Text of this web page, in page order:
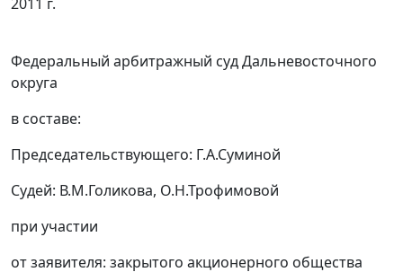
2011 г.
Федеральный арбитражный суд Дальневосточного
округа
в составе:
Председательствующего: Г.А.Суминой
Судей: В.М.Голикова, О.Н.Трофимовой
при участии
от заявителя: закрытого акционерного общества